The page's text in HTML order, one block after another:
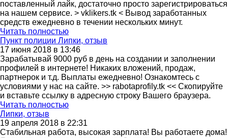
поставленный лайк, достаточно просто зарегистрироваться
на нашем сервисе. > vklikers.tk < Вывод заработанных
средств ежедневно в течении нескольких минут.
Читать полностью
Пункт полиции Липки, отзыв
17 июня 2018 в 13:46
Зарабатывай 9000 руб в день на создании и заполнении
профилей в интернете! Никаких вложений, продаж,
партнерок и т.д. Выплаты ежедневно! Ознакомтесь с
условиями у нас на сайте. >> rabotaprofily.tk << Скопируйте
и вставьте ссылку в адресную строку Вашего браузера.
Читать полностью
Липки, отзыв
19 апреля 2018 в 22:31
Стабильная работа, высокая зарплата! Вы работаете дома!